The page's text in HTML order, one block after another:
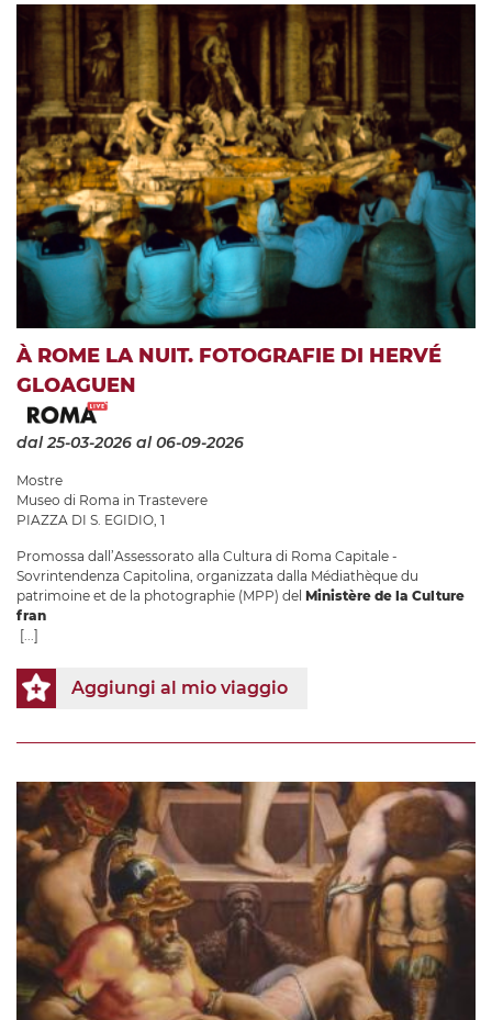
À ROME LA NUIT. FOTOGRAFIE DI HERVÉ
GLOAGUEN
dal 25-03-2026 al 06-09-2026
Mostre
Museo di Roma in Trastevere
PIAZZA DI S. EGIDIO, 1
Promossa dall’Assessorato alla Cultura di Roma Capitale -
Sovrintendenza Capitolina, organizzata dalla Médiathèque du
patrimoine et de la photographie (MPP) del Ministère de la Culture
fran
[...]
Aggiungi al mio viaggio